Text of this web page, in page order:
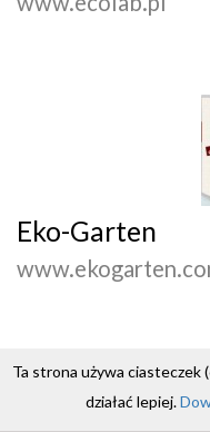
Eko-Garten
Ta strona używa ciasteczek
działać lepiej.